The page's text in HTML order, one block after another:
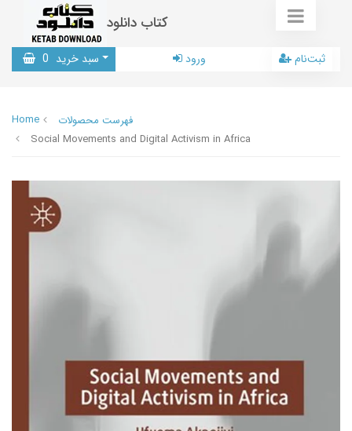
کتاب دانلود
سبد خرید 0 ورود ثبت‌نام
Home
فهرست محصولات
Social Movements and Digital Activism in Africa